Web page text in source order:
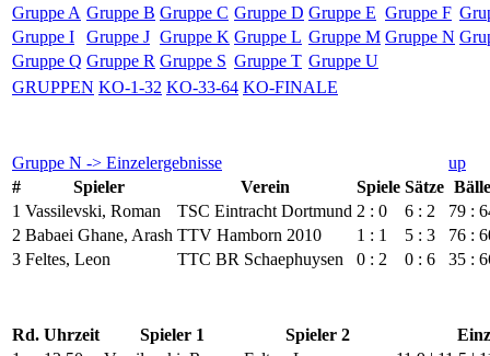
Gruppe A Gruppe B Gruppe C Gruppe D Gruppe E Gruppe F
Gruppe I
Gruppe J Gruppe K Gruppe L Gruppe M Gruppe N
Gruppe Q Gruppe R Gruppe S Gruppe T Gruppe U
GRUPPEN KO-1-32 KO-33-64 KO-FINALE
Gruppe N -> Einzelergebnisse
up
#
Spieler Verein Spiele Sätze Bälle
1 Vassilevski, Roman TSC Eintracht Dortmund 2 : 0 6 : 2
79 :
2 Babaei Ghane, Arash TTV Hamborn 2010 1 : 1 5 : 3
76 :
3 Feltes, Leon TTC BR Schaephuysen 0 : 2 0 : 6 35 :
Rd. Uhrzeit Spieler 1 Spieler 2